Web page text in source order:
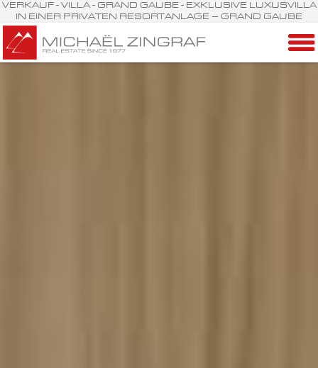
VERKAUF - VILLA - GRAND GAUBE - EXKLUSIVE LUXUSVILLA
IN EINER PRIVATEN RESORTANLAGE – GRAND GAUBE